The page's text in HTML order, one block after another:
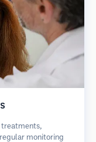
treatments,
monitoring